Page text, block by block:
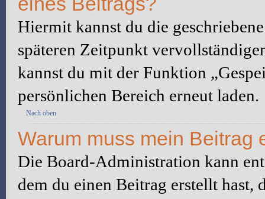
Hiermit kannst du die
späteren Zeitpunkt
kannst du mit der Funktion
persönlichen Bereich erneut laden.
Nach oben
Warum muss mein Beitrag
Die Board-Administration kann
dem du einen Beitrag erstellt hast,